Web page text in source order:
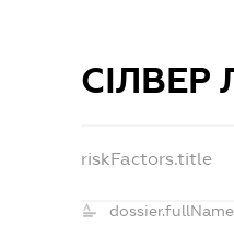
СІЛВЕР
riskFactors.title